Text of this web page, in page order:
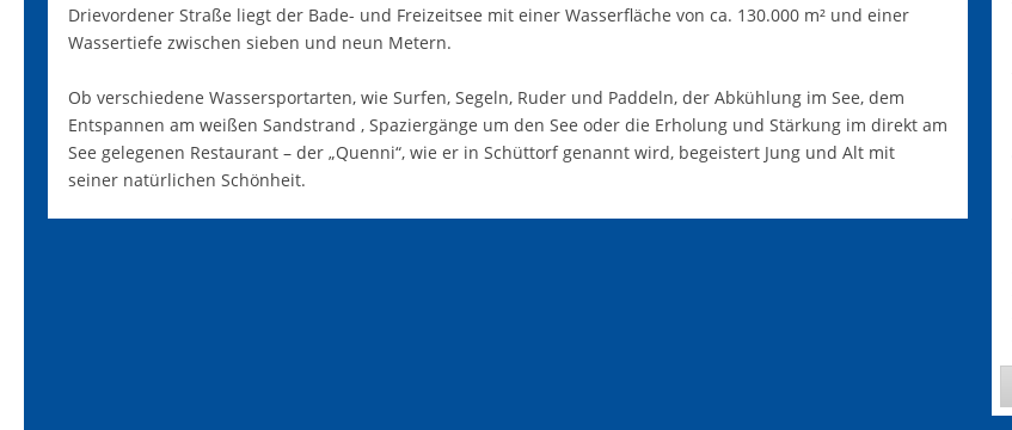
Drievordener Straße liegt der Bade- und Freizeitsee mit einer Wasserfläche von ca. 130.000 m² und einer
Wassertiefe zwischen sieben und neun Metern.
Ob verschiedene Wassersportarten, wie Surfen, Segeln, Ruder und Paddeln, der Abkühlung im See, dem
Entspannen am weißen Sandstrand , Spaziergänge um den See oder die Erholung und Stärkung im direkt am
See gelegenen Restaurant – der „Quenni“, wie er in Schüttorf genannt wird, begeistert Jung und Alt mit
seiner natürlichen Schönheit.